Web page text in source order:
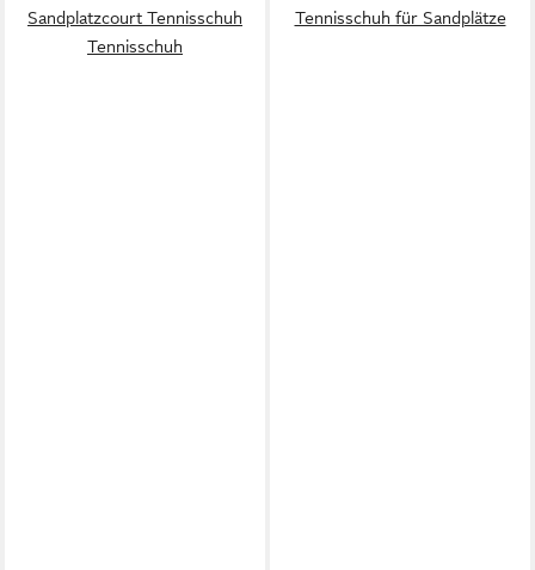
Sandplatzcourt Tennisschuh
Tennisschuh
Tennisschuh für Sandplätze